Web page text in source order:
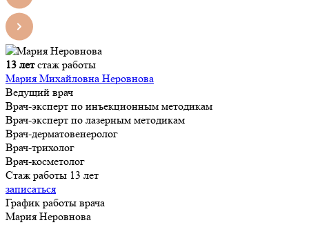
13 летстаж работы
Мария Михайловна Неровнова
Ведущий врач
Врач-эксперт по инъекционным методикам
Врач-эксперт по лазерным методикам
Врач-дерматовенеролог
Врач-трихолог
Врач-косметолог
Стаж работы 13 лет
записаться
График работы врача
Мария Неровнова